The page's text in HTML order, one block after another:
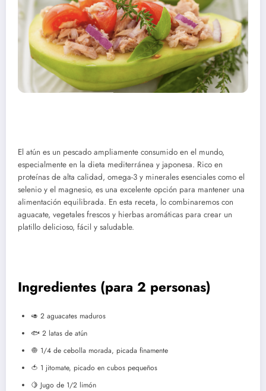
El atún es un pescado ampliamente consumido en el mundo,
especialmente en la dieta mediterránea y japonesa. Rico en
proteínas de alta calidad, omega-3 y minerales esenciales como el
selenio y el magnesio, es una excelente opción para mantener una
alimentación equilibrada. En esta receta, lo combinaremos con
aguacate, vegetales frescos y hierbas aromáticas para crear un
platillo delicioso, fácil y saludable.
Ingredientes (para 2 personas)
🥑 2 aguacates maduros
🐟 2 latas de atún
🧅 1/4 de cebolla morada, picada finamente
🍅 1 jitomate, picado en cubos pequeños
🍋 Jugo de 1/2 limón